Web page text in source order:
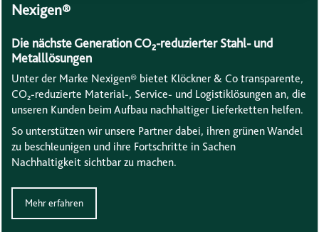
Nexigen®
Die nächste Generation CO₂-reduzierter Stahl- und
Metalllösungen
Unter der Marke Nexigen® bietet Klöckner & Co transparente,
CO₂-reduzierte Material-, Service- und Logistiklösungen an, die
unseren Kunden beim Aufbau nachhaltiger Lieferketten helfen.
So unterstützen wir unsere Partner dabei, ihren grünen Wandel
zu beschleunigen und ihre Fortschritte in Sachen
Nachhaltigkeit sichtbar zu machen.
Mehr erfahren